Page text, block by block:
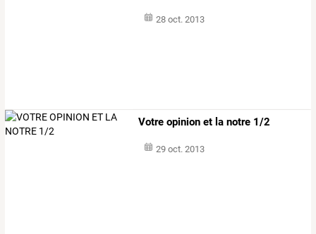
28 oct. 2013
Votre opinion et la notre 1/2
29 oct. 2013